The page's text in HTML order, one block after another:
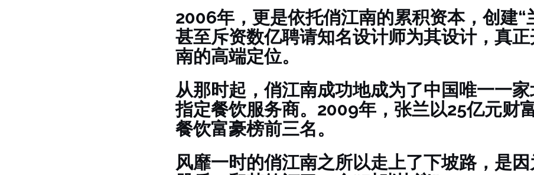
2006年，更是依托俏江南的累积资本，创建“
甚至斥资数亿聘请知名设计师为其设计，真
南的高端定位。
从那时起，俏江南成功地成为了中国唯一一
指定餐饮服务商。2009年，张兰以25亿元财
餐饮富豪榜前三名。
风靡一时的俏江南之所以走上了下坡路，是